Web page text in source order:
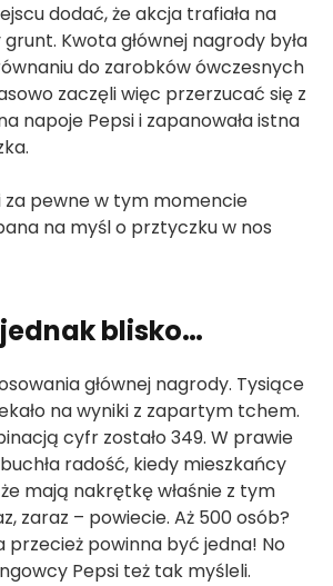
dodać, że akcja trafiała na
Kwota głównej nagrody była
do zarobków ówczesnych
zaczęli więc przerzucać się z
napoje Pepsi i zapanowała istna
za pewne w tym momencie
na myśl o prztyczku w nos
jednak blisko…
głównej nagrody. Tysiące
na wyniki z zapartym tchem.
cyfr zostało 349. W prawie
radość, kiedy mieszkańcy
mają nakrętkę właśnie z tym
zaraz – powiecie. Aż 500 osób?
przecież powinna być jedna! No
Pepsi też tak myśleli.